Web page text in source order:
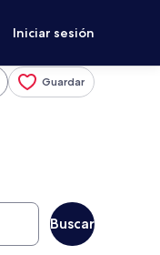
Iniciar sesión
Guardar
Buscar